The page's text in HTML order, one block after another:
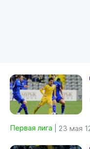
Первая лига 23 мая